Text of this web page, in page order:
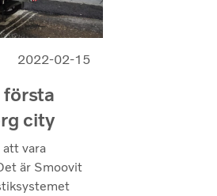
2022-02-15
city
vara
är Smoovit